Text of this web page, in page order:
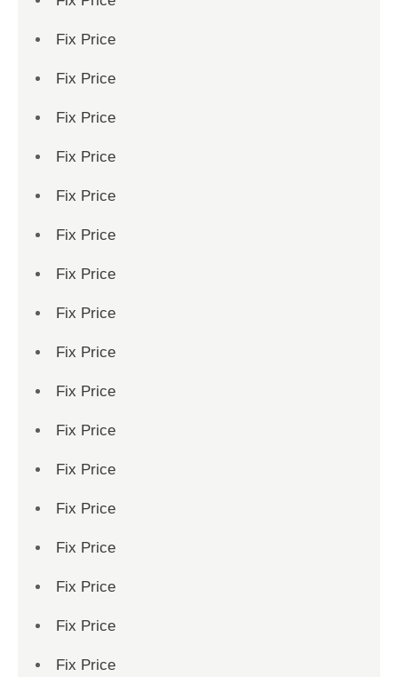
Fix Price
Fix Price
Fix Price
Fix Price
Fix Price
Fix Price
Fix Price
Fix Price
Fix Price
Fix Price
Fix Price
Fix Price
Fix Price
Fix Price
Fix Price
Fix Price
Fix Price